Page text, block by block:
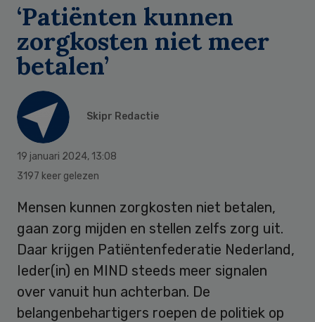
‘Patiënten kunnen
zorgkosten niet meer
betalen’
Skipr Redactie
19 januari 2024, 13:08
3197 keer gelezen
Mensen kunnen zorgkosten niet betalen,
gaan zorg mijden en stellen zelfs zorg uit.
Daar krijgen Patiëntenfederatie Nederland,
Ieder(in) en MIND steeds meer signalen
over vanuit hun achterban. De
belangenbehartigers roepen de politiek op